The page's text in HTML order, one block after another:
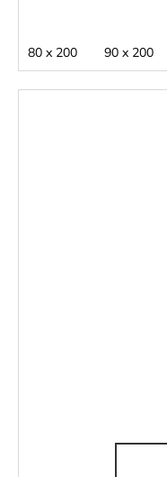
80 x 200 90 x 200